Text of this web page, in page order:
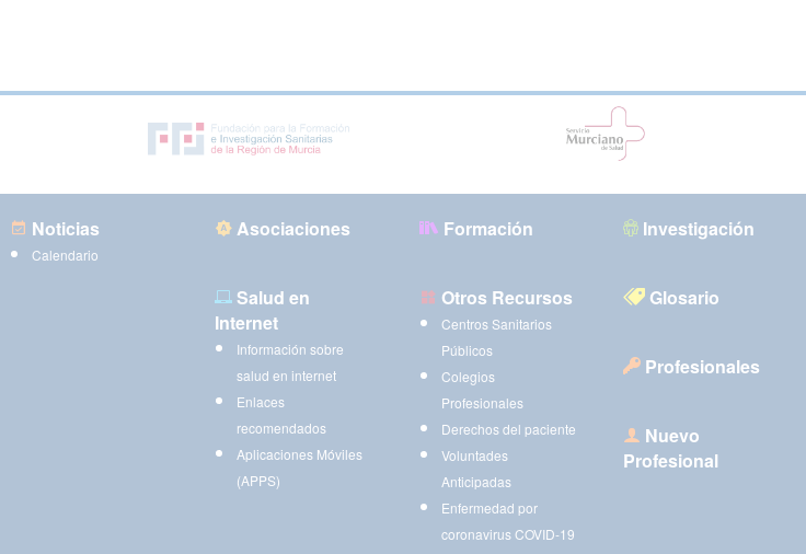
Noticias
Calendario
Asociaciones Formación Investigación
Salud en
Internet
Información sobre
salud en internet
Enlaces
recomendados
Aplicaciones Móviles
(APPS)
Otros Recursos
Centros Sanitarios
Públicos
Colegios
Profesionales
Derechos del paciente
Voluntades
Anticipadas
Enfermedad por
coronavirus COVID-19
Glosario
Profesionales
Nuevo
Profesional